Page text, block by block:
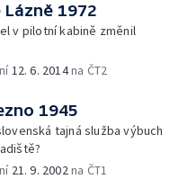
1972
v pilotní kabině změnil
12. 6. 2014na ČT2
1945
tajná služba výbuch
21. 9. 2002na ČT1